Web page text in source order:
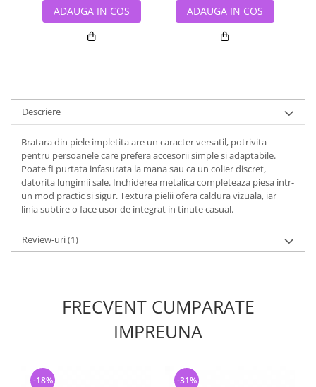
ADAUGA IN COS ADAUGA IN COS
Descriere
Bratara din piele impletita are un caracter versatil, potrivita
pentru persoanele care prefera accesorii simple si adaptabile.
Poate fi purtata infasurata la mana sau ca un colier discret,
datorita lungimii sale. Inchiderea metalica completeaza piesa intr-
un mod practic si sigur. Textura pielii ofera caldura vizuala, iar
linia subtire o face usor de integrat in tinute casual.
Review-uri(1)
FRECVENT CUMPARATE
IMPREUNA
-18% -31%